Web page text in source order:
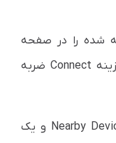
شده را در صفحه
مشاهده کنید. آن را انتخاب و روی گزینه Connect ضربه
در ادامه ممکن است با یک پیغام Nearby Device و یک